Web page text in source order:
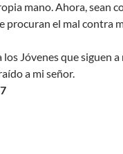
mano. Ahora, sean
procuran el mal contra
los Jóvenes que siguen
a mi señor.